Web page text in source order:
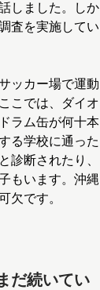
しました。しか
査を実施してい
ッカー場で運動
こでは、ダイオ
ラム缶が何十本
る学校に通った
診断されたり、
もいます。沖縄
欠です。
だ続いてい